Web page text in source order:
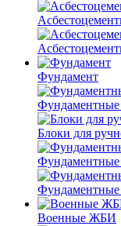
Фундамент
Блоки для
Военные ЖБИ